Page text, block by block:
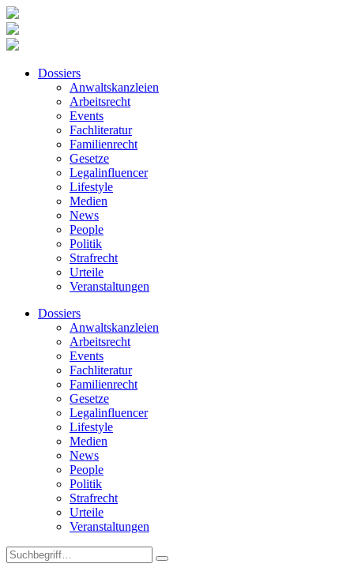
Dossiers
Anwaltskanzleien
Arbeitsrecht
Events
Fachliteratur
Familienrecht
Gesetze
Legalinfluencer
Lifestyle
Medien
News
People
Politik
Strafrecht
Urteile
Veranstaltungen
Dossiers
Anwaltskanzleien
Arbeitsrecht
Events
Fachliteratur
Familienrecht
Gesetze
Legalinfluencer
Lifestyle
Medien
News
People
Politik
Strafrecht
Urteile
Veranstaltungen